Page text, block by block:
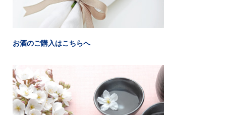
お酒のご購入はこちらへ